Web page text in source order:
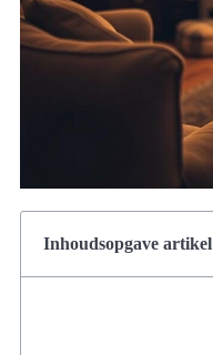
Inhoudsopgave artikel